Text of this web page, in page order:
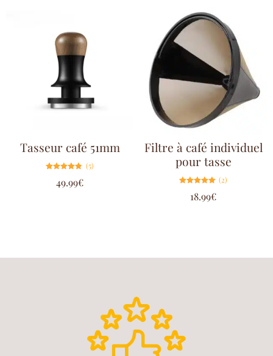
Tasseur café 51mm
4.80
sur 5
(5)
49.99€
Filtre à café individuel
pour tasse
5.00
sur 5
(2)
18.99€